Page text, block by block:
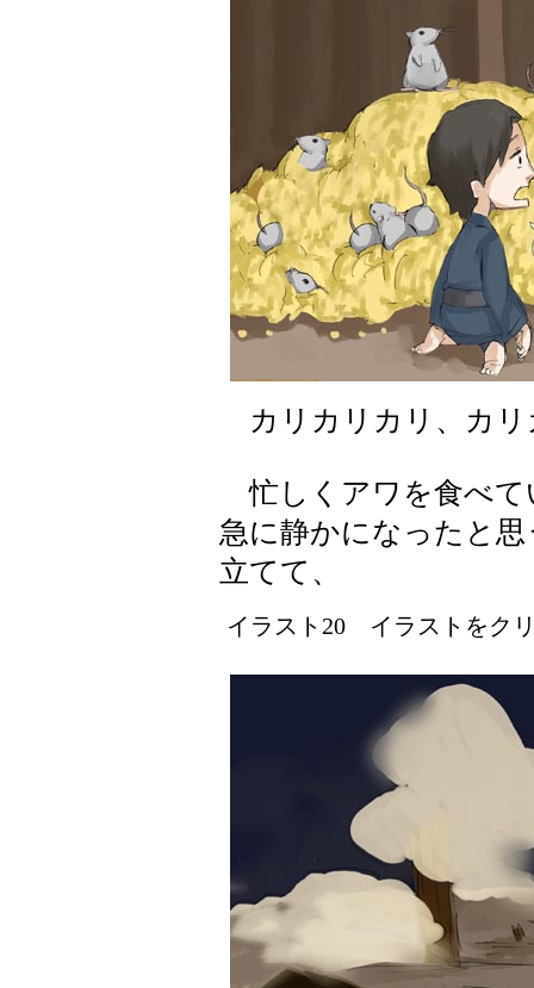
カリカリカリ、カリ
忙しくアワを食べて
急に静かになったと
立てて、
イラスト20 イラストをク